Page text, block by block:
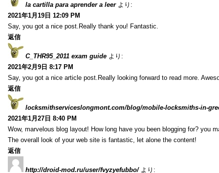
la cartilla para aprender a leer より:
2021年1月19日 12:09 PM
Say, you got a nice post.Really thank you! Fantastic.
返信
C_THR95_2011 exam guide より:
2021年2月9日 8:17 PM
Say, you got a nice article post.Really looking forward to read more.
返信
locksmithserviceslongmont.com/blog/mobile-locksmiths-in-
2021年1月27日 8:40 PM
Wow, marvelous blog layout! How long have you been blogging for? you
The overall look of your web site is fantastic, let alone the content!
返信
http://droid-mod.ru/user/fvyzyefubbo/ より: